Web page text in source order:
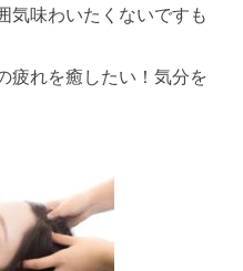
気味わいたくないですも
疲れを癒したい！気分を